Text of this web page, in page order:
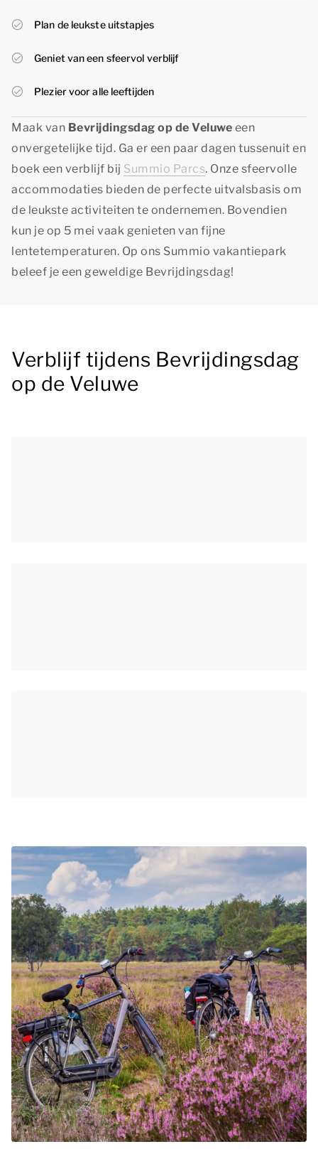
Plan de leukste uitstapjes
Geniet van een sfeervol verblijf
Plezier voor alle leeftijden
Maak van Bevrijdingsdag op de Veluwe een
onvergetelijke tijd. Ga er een paar dagen tussenuit en
boek een verblijf bij Summio Parcs. Onze sfeervolle
accommodaties bieden de perfecte uitvalsbasis om
de leukste activiteiten te ondernemen. Bovendien
kun je op 5 mei vaak genieten van fijne
lentetemperaturen. Op ons Summio vakantiepark
beleef je een geweldige Bevrijdingsdag!
Verblijf tijdens Bevrijdingsdag
op de Veluwe